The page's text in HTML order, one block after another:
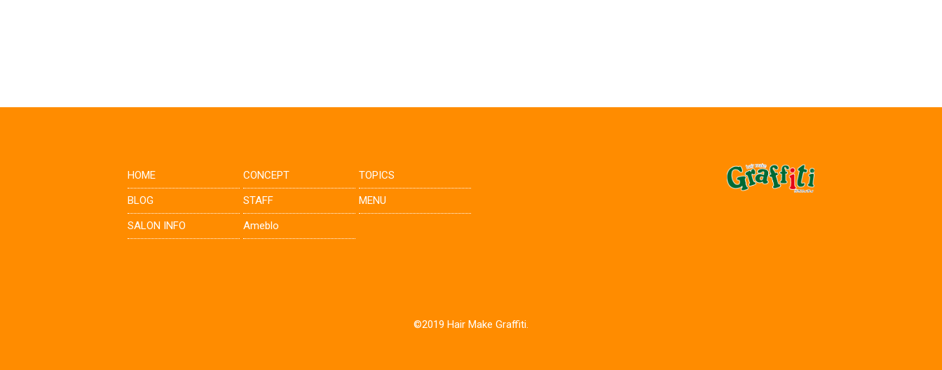
HOME CONCEPT
TOPICS
BLOG
STAFF
MENU
SALON INFO
Ameblo
©2019 Hair Make Graffiti.